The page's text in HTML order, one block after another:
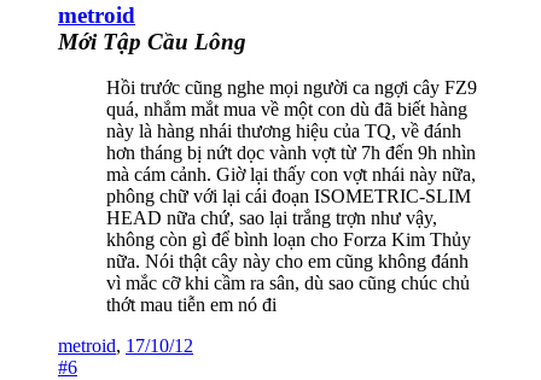
metroid
Mới Tập Cầu Lông
Hồi trước cũng nghe mọi người ca ngợi cây FZ9
quá, nhắm mắt mua về một con dù đã biết hàng
này là hàng nhái thương hiệu của TQ, về đánh
hơn tháng bị nứt dọc vành vợt từ 7h đến 9h nhìn
mà cám cảnh. Giờ lại thấy con vợt nhái này nữa,
phông chữ với lại cái đoạn ISOMETRIC-SLIM
HEAD nữa chứ, sao lại trắng trợn như vậy,
không còn gì để bình loạn cho Forza Kim Thủy
nữa. Nói thật cây này cho em cũng không đánh
vì mắc cỡ khi cầm ra sân, dù sao cũng chúc chủ
thớt mau tiễn em nó đi
metroid, 17/10/12
#6